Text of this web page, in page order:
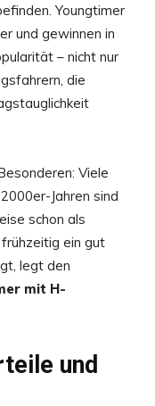
Youngtimer
und gewinnen in
– nicht nur
die
Viele
Jahren sind
schon als
ein gut
legt den
mit H-
und